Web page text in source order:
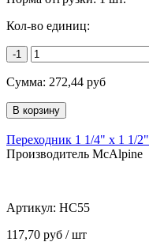
Кол-во единиц:
-1
Сумма: 272,44 руб
Переходник 1 1/4" х 1 1/2"
Производитель McAlpine
Артикул: HC55
117,70 руб / шт